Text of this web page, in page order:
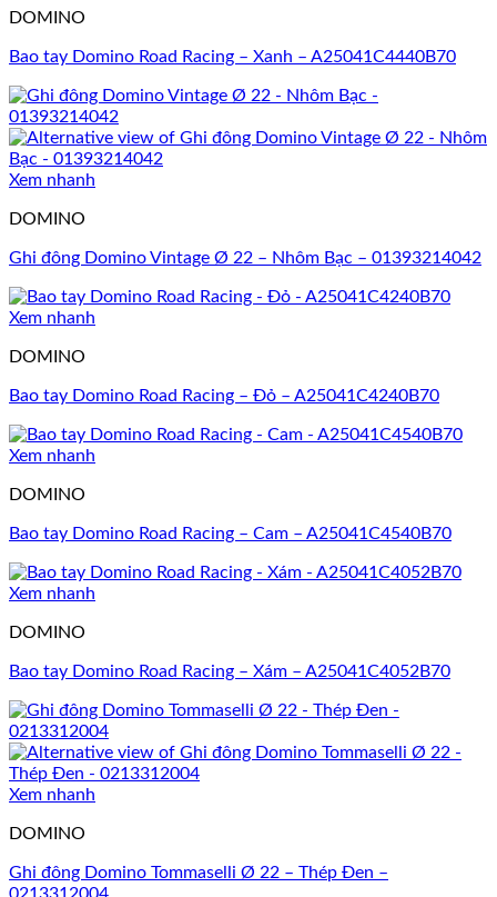
DOMINO
Bao tay Domino Road Racing – Xanh – A25041C4440B70
Xem nhanh
DOMINO
Ghi đông Domino Vintage Ø 22 – Nhôm Bạc – 01393214042
Xem nhanh
DOMINO
Bao tay Domino Road Racing – Đỏ – A25041C4240B70
Xem nhanh
DOMINO
Bao tay Domino Road Racing – Cam – A25041C4540B70
Xem nhanh
DOMINO
Bao tay Domino Road Racing – Xám – A25041C4052B70
Xem nhanh
DOMINO
Ghi đông Domino Tommaselli Ø 22 – Thép Đen –